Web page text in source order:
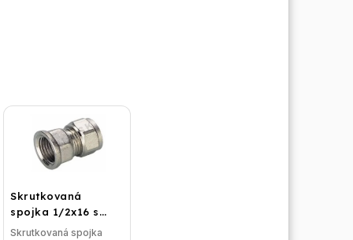
Skrutkovaná
spojka 1/2x16 s
vnútorným závitom
Skrutkovaná spojka